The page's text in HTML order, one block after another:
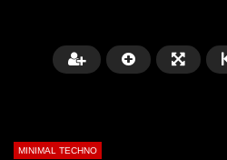
MINIMAL TECHNO